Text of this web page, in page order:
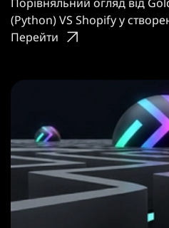
(Python) VS Shopify у
Перейти